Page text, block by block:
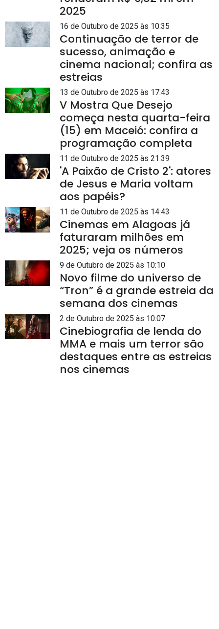
2025
16 de Outubro de 2025 às 10:35
Continuação de terror de
sucesso, animação e
cinema nacional; confira as
estreias
13 de Outubro de 2025 às 17:43
V Mostra Que Desejo
começa nesta quarta-feira
(15) em Maceió: confira a
programação completa
11 de Outubro de 2025 às 21:39
'A Paixão de Cristo 2': atores
de Jesus e Maria voltam
aos papéis?
11 de Outubro de 2025 às 14:43
Cinemas em Alagoas já
faturaram milhões em
2025; veja os números
9 de Outubro de 2025 às 10:10
Novo filme do universo de
“Tron” é a grande estreia da
semana dos cinemas
2 de Outubro de 2025 às 10:07
Cinebiografia de lenda do
MMA e mais um terror são
destaques entre as estreias
nos cinemas